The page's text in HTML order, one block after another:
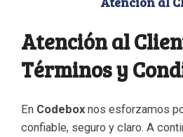
Atención al
Términos y
En Codebox nos esforzamos
confiable, seguro y claro. A